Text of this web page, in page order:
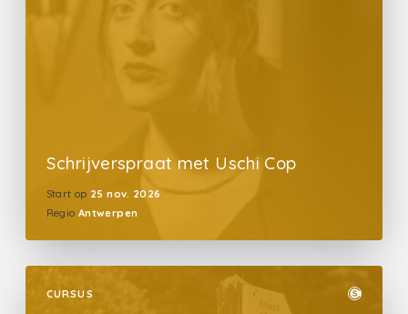
Schrijverspraat met Uschi Cop
Start op 25 nov. 2026
Regio Antwerpen
CURSUS